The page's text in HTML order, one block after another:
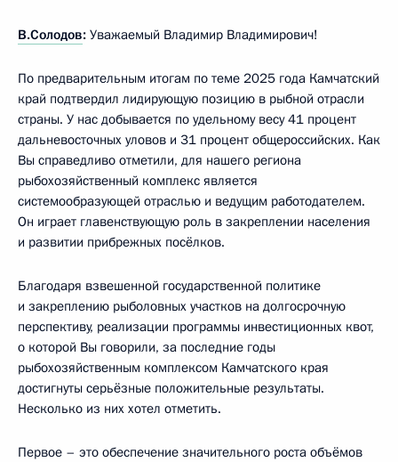
В.Солодов: Уважаемый Владимир Владимирович!
По предварительным итогам по теме 2025 года Камчатский
край подтвердил лидирующую позицию в рыбной отрасли
страны. У нас добывается по удельному весу 41 процент
дальневосточных уловов и 31 процент общероссийских. Как
Вы справедливо отметили, для нашего региона
рыбохозяйственный комплекс является
системообразующей отраслью и ведущим работодателем.
Он играет главенствующую роль в закреплении населения
и развитии прибрежных посёлков.
Благодаря взвешенной государственной политике
и закреплению рыболовных участков на долгосрочную
перспективу, реализации программы инвестиционных квот,
о которой Вы говорили, за последние годы
рыбохозяйственным комплексом Камчатского края
достигнуты серьёзные положительные результаты.
Несколько из них хотел отметить.
Первое – это обеспечение значительного роста объёмов